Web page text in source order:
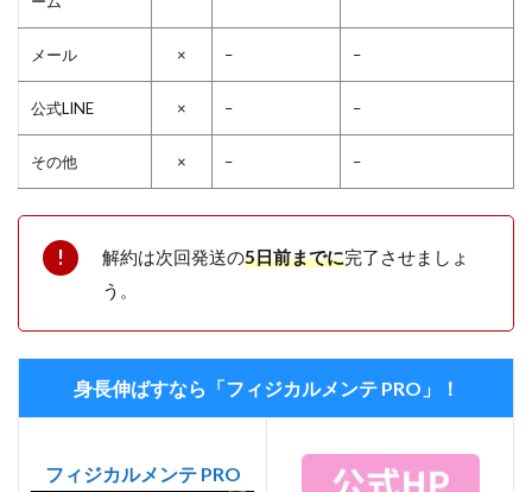
メール × – –
公式LINE × – –
その他 × – –
解約は次回発送の5日前までに完了させましょ
う。
身長伸ばすなら「フィジカルメンテ PRO」！
フィジカルメンテ PRO